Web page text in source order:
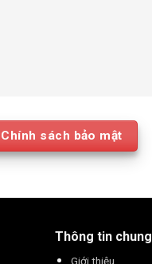
Chính sách bảo mật
Thông tin chung
Giới thiệu